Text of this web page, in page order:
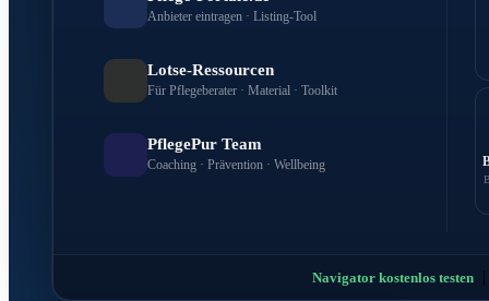
Anbieter eintragen · Listing-Tool
Lotse-Ressourcen
Für Pflegeberater · Material · Toolkit
PflegePur Team
Coaching · Prävention · Wellbeing
Navigator kostenlos testen